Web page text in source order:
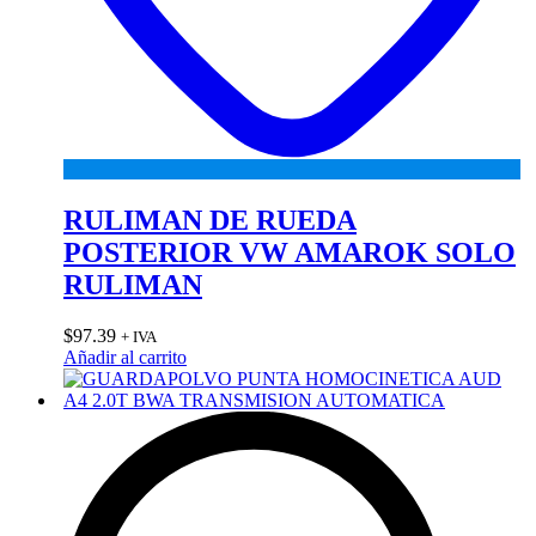
RULIMAN DE RUEDA
POSTERIOR VW AMAROK SOLO
RULIMAN
$97.39 + IVA
Añadir al carrito